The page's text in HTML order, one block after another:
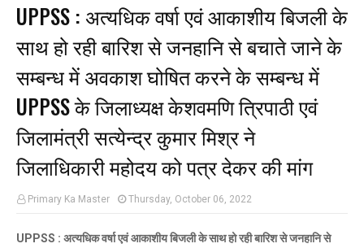
UPPSS : अत्यधिक वर्षा एवं आकाशीय बिजली के
साथ हो रही बारिश से जनहानि से बचाते जाने के
सम्बन्ध में अवकाश घोषित करने के सम्बन्ध में
UPPSS के जिलाध्यक्ष केशवमणि त्रिपाठी एवं
जिलामंत्री सत्येन्द्र कुमार मिश्र ने
जिलाधिकारी महोदय को पत्र देकर की मांग
Primary Ka Master Thursday, October 06, 2022
UPPSS : अत्यधिक वर्षा एवं आकाशीय बिजली के साथ हो रही बारिश से जनहानि से